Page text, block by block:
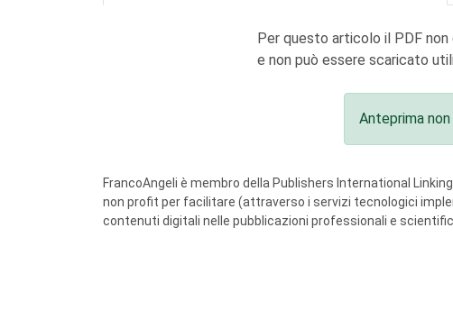
Per questo articolo il PDF non
e non può essere scaricato
Anteprima
FrancoAngeli è membro della Publishers International
non profit per facilitare (attraverso i servizi tecnologici
contenuti digitali nelle pubblicazioni professionali e